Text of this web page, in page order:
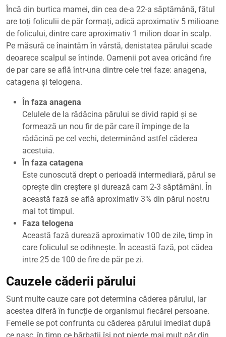
Încă din burtica mamei, din cea de-a 22-a săptămână, fătul
are toți foliculii de păr formați, adică aproximativ 5 milioane
de folicului, dintre care aproximativ 1 milion doar în scalp.
Pe măsură ce înaintăm în vârstă, denistatea părului scade
deoarece scalpul se întinde. Oamenii pot avea oricând fire
de par care se află într-una dintre cele trei faze: anagena,
catagena și telogena.
În faza anagena
Celulele de la rădăcina părului se divid rapid și se
formează un nou fir de păr care îl împinge de la
rădăcină pe cel vechi, determinând astfel căderea
acestuia.
În faza catagena
Este cunoscută drept o perioadă intermediară, părul se
oprește din creștere și durează cam 2-3 săptămâni. În
această fază se află aproximativ 3% din părul nostru
mai tot timpul.
Faza telogena
Această fază durează aproximativ 100 de zile, timp în
care foliculul se odihnește. În această fază, pot cădea
intre 25 de 100 de fire de păr pe zi.
Cauzele căderii părului
Sunt multe cauze care pot determina căderea părului, iar
acestea diferă în funcție de organismul fiecărei persoane.
Femeile se pot confrunta cu căderea părului imediat după